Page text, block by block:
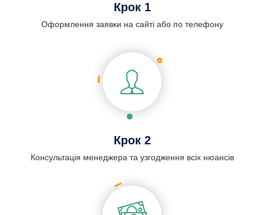
Крок 1
Оформлення заявки на сайті або по телефону
Крок 2
Консультація менеджера та узгодження всіх нюансів